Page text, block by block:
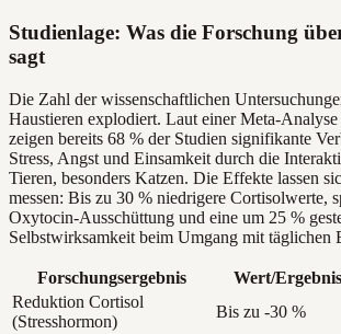
Studienlage: Was die Forschung
sagt
Die Zahl der wissenschaftlichen
Haustieren explodiert. Laut einer Meta-Analyse
zeigen bereits 68 % der Studien signifikante
Stress, Angst und Einsamkeit durch die
Tieren, besonders Katzen. Die Effekte lassen
messen: Bis zu 30 % niedrigere Cortisolwerte,
Oxytocin-Ausschüttung und eine um 25 %
Selbstwirksamkeit beim Umgang mit täglichen
Forschungsergebnis Wert/Ergebnis
Reduktion Cortisol
(Stresshormon)
Bis zu -30 %